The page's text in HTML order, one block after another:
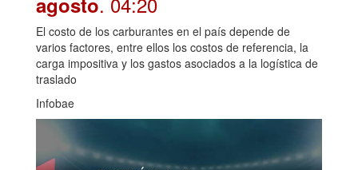
El costo de los carburantes en el país depende de
varios factores, entre ellos los costos de referencia, la
carga impositiva y los gastos asociados a la logística de
traslado
Infobae